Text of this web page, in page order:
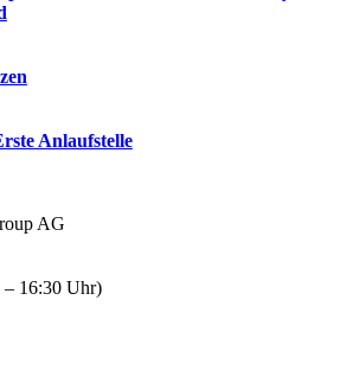
Anlaufstelle
AG
– 16:30 Uhr)